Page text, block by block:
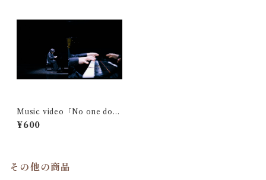
Music video「No one doe
s」固定視点映像 (HiRo)
¥600
その他の商品